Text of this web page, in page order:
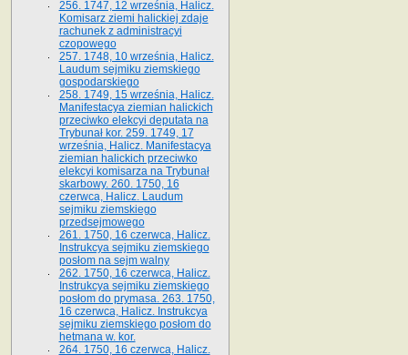
256. 1747, 12 września, Halicz.
Komisarz ziemi halickiej zdaje
rachunek z administracyi
czopowego
257. 1748, 10 września, Halicz.
Laudum sejmiku ziemskiego
gospodarskiego
258. 1749, 15 września, Halicz.
Manifestacya ziemian halickich
przeciwko elekcyi deputata na
Trybunał kor. 259. 1749, 17
września, Halicz. Manifestacya
ziemian halickich przeciwko
elekcyi komisarza na Trybunał
skarbowy. 260. 1750, 16
czerwca, Halicz. Laudum
sejmiku ziemskiego
przedsejmowego
261. 1750, 16 czerwca, Halicz.
Instrukcya sejmiku ziemskiego
posłom na sejm walny
262. 1750, 16 czerwca, Halicz.
Instrukcya sejmiku ziemskiego
posłom do prymasa. 263. 1750,
16 czerwca, Halicz. Instrukcya
sejmiku ziemskiego posłom do
hetmana w. kor.
264. 1750, 16 czerwca, Halicz.